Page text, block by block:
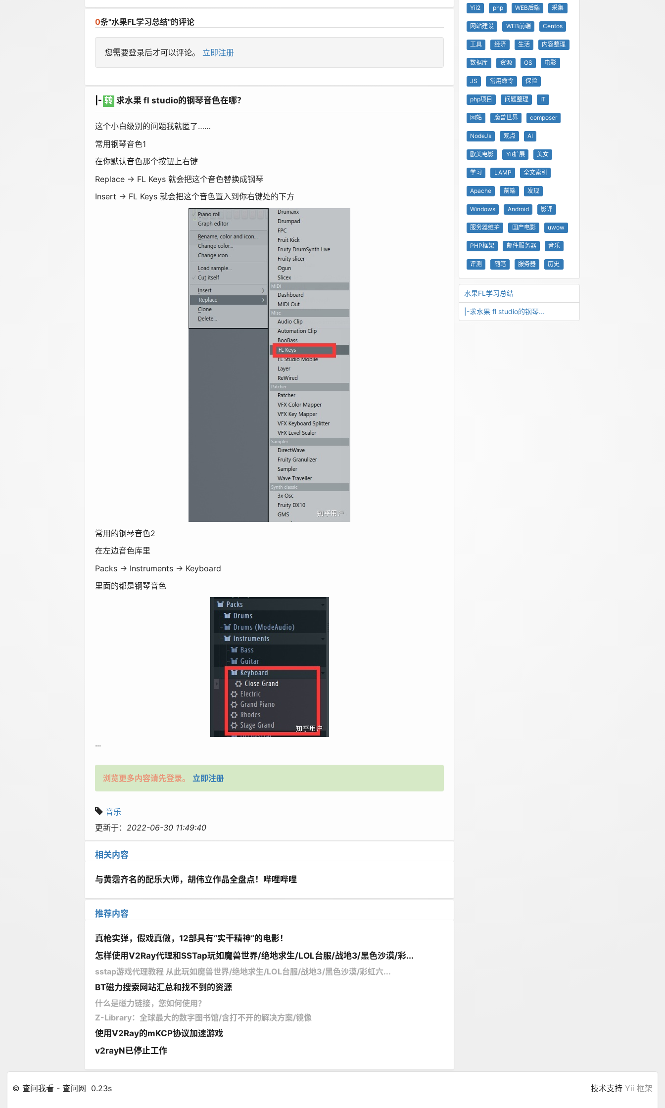
0条"水果FL学习总结"的评论
您需要登录后才可以评论。 立即注册
|- 转 求水果 fl studio的钢琴音色在哪？
这个小白级别的问题我就匿了……
常用钢琴音色1
在你默认音色那个按钮上右键
Replace → FL Keys 就会把这个音色替换成钢琴
Insert → FL Keys 就会把这个音色置入到你右键处的下方
常用的钢琴音色2
在左边音色库里
Packs → Instruments → Keyboard
里面的都是钢琴音色
...
浏览更多内容请先登录。 立即注册
音乐
更新于： 2022-06-30 11:49:40
相关内容
与黄霑齐名的配乐大师，胡伟立作品全盘点！哔哩哔哩
推荐内容
真枪实弹，假戏真做，12部具有“实干精神”的电影！
怎样使用V2Ray代理和SSTap玩如魔兽世界/绝地求生/LOL台服/战地3/黑色沙漠/彩...
sstap游戏代理教程 从此玩如魔兽世界/绝地求生/LOL台服/战地3/黑色沙漠/彩虹六...
BT磁力搜索网站汇总和找不到的资源
什么是磁力链接，您如何使用？
Z-Library：全球最大的数字图书馆/含打不开的解决方案/镜像
使用V2Ray的mKCP协议加速游戏
v2rayN已停止工作
Yii2 php WEB后端 采集
网站建设 WEB前端 Centos
工具 经济 生活 内容整理
数据库 资源 OS 电影
JS 常用命令 保险
php项目 问题整理 IT
网站 魔兽世界 composer
NodeJs 观点 AI
欧美电影 Yii扩展 美女
学习 LAMP 全文索引
Apache 前端 发现
Windows Android 影评
服务器维护 国产电影 uwow
PHP框架 邮件服务器 音乐
评测 随笔 服务器 历史
水果FL学习总结
|-求水果 fl studio的钢琴...
© 查问我看 - 查问网 0.23s 技术支持 Yii 框架